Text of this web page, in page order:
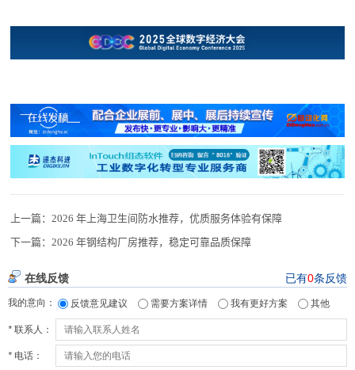
上一篇：2026 年上海卫生间防水推荐，优质服务体验有保障
下一篇：2026 年钢结构厂房推荐，稳定可靠品质保障